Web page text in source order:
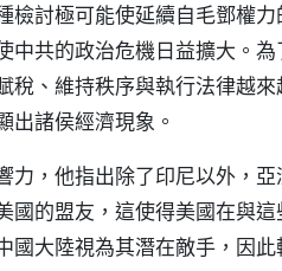
檢討極可能使延續自毛鄧權
共的政治危機日益擴大。
稅、維持秩序與執行法律越
出諸侯經濟現象。
，他指出除了印尼以外，亞
的盟友，這使得美國在與
國大陸視為其潛在敵手，因